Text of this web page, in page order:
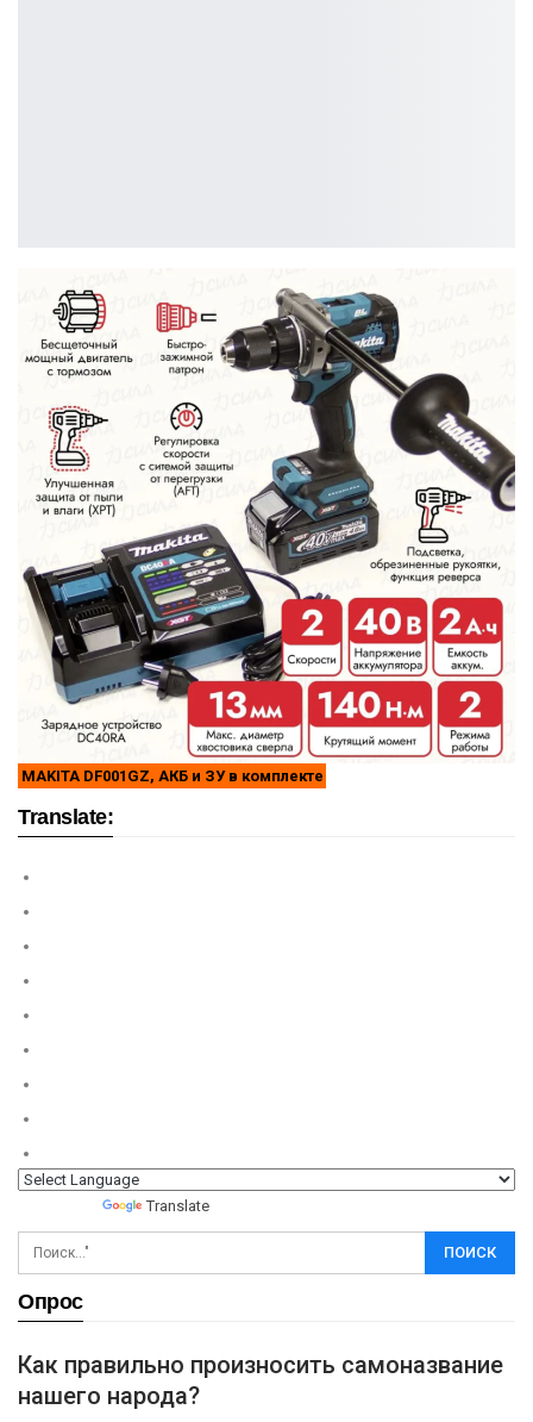
MAKITA DF001GZ, АКБ и ЗУ в комплекте
Translate:
Translate
Опрос
Как правильно произносить самоназвание
нашего народа?